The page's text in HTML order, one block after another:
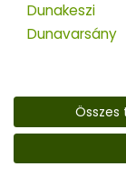
Dunakeszi
Dunavarsány